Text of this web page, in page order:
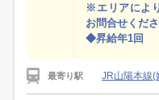
※エリアによ
お問合せくだ
◆昇給年1回
最寄り駅 JR山陽本線(